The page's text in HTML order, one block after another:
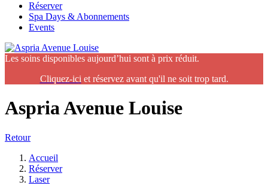
Réserver
Spa Days & Abonnements
Events
Les soins disponibles aujourd’hui sont à prix réduit.
Cliquez-ici et réservez avant qu'il ne soit trop tard.
Aspria Avenue Louise
Retour
Accueil
Réserver
Laser